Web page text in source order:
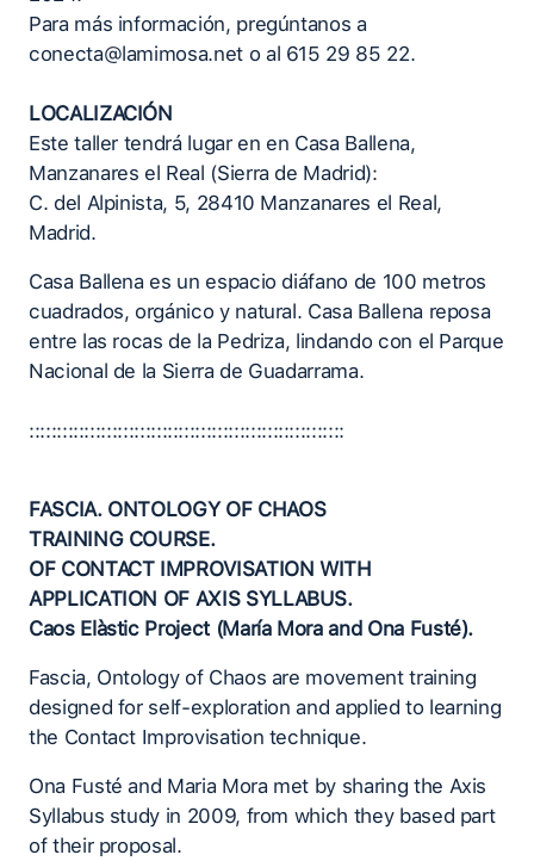
Para más información, pregúntanos a
conecta@lamimosa.net o al 615 29 85 22.
LOCALIZACIÓN
Este taller tendrá lugar en en Casa Ballena,
Manzanares el Real (Sierra de Madrid):
C. del Alpinista, 5, 28410 Manzanares el Real,
Madrid.
Casa Ballena es un espacio diáfano de 100 metros
cuadrados, orgánico y natural. Casa Ballena reposa
entre las rocas de la Pedriza, lindando con el Parque
Nacional de la Sierra de Guadarrama.
:::::::::::::::::::::::::::::::::::::::::::::::::::::::::
FASCIA. ONTOLOGY OF CHAOS
TRAINING COURSE.
OF CONTACT IMPROVISATION WITH
APPLICATION OF AXIS SYLLABUS.
Caos Elàstic Project (María Mora and Ona Fusté).
Fascia, Ontology of Chaos are movement training
designed for self-exploration and applied to learning
the Contact Improvisation technique.
Ona Fusté and Maria Mora met by sharing the Axis
Syllabus study in 2009, from which they based part
of their proposal.